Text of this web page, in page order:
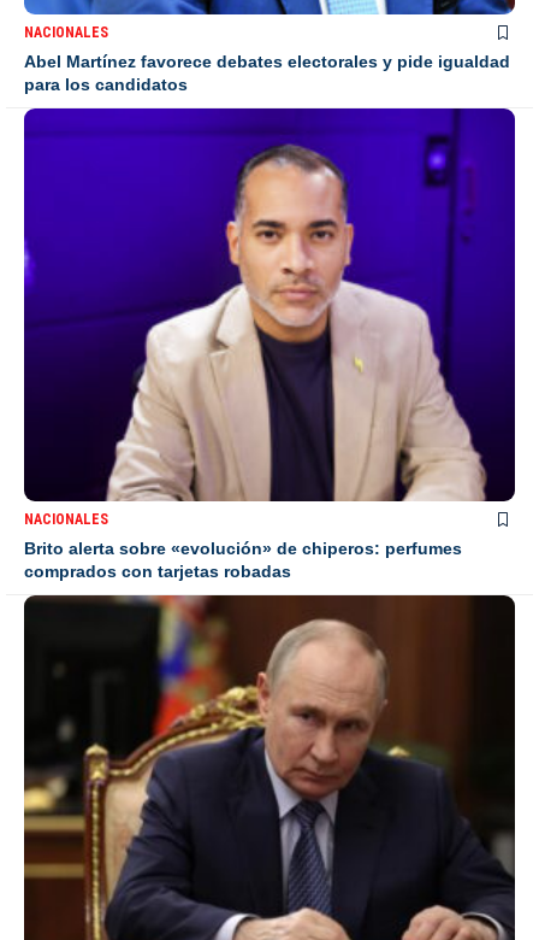
NACIONALES
Abel Martínez favorece debates electorales y pide igualdad
para los candidatos
NACIONALES
Brito alerta sobre «evolución» de chiperos: perfumes
comprados con tarjetas robadas